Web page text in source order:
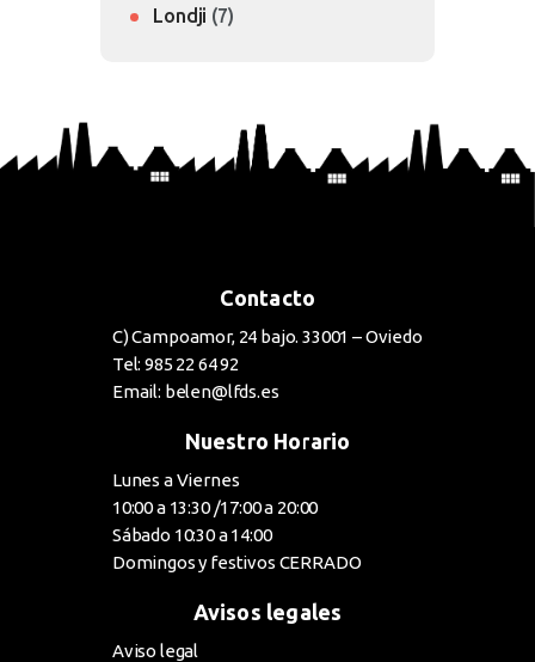
Londji (7)
Contacto
C) Campoamor, 24 bajo. 33001 – Oviedo
Tel: 985 22 64 92
Email: belen@lfds.es
Nuestro Horario
Lunes a Viernes
10:00 a 13:30 /17:00 a 20:00
Sábado 10:30 a 14:00
Domingos y festivos CERRADO
Avisos legales
Aviso legal